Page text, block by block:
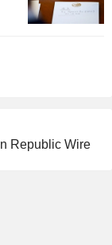
Republic Wire